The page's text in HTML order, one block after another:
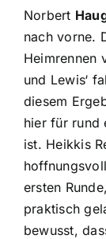
Norbert
nach vorne.
Heimrennen
und Lewis‘
diesem
hier für rund
ist. Heikkis
ersten
praktisch
bewusst,